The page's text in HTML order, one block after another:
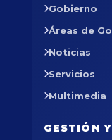
Gobierno
Áreas de
Noticias
Servicios
Multimedia
GESTIÓN